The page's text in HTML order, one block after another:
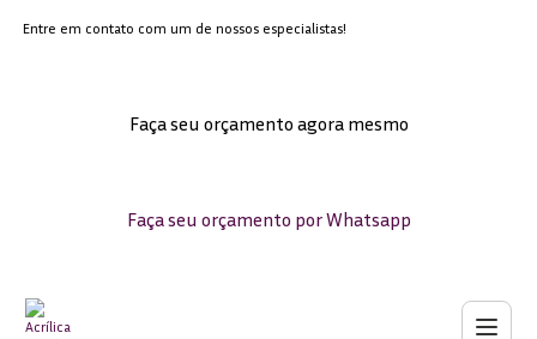
Entre em contato com um de nossos especialistas!
Faça seu orçamento agora mesmo
Faça seu orçamento por Whatsapp